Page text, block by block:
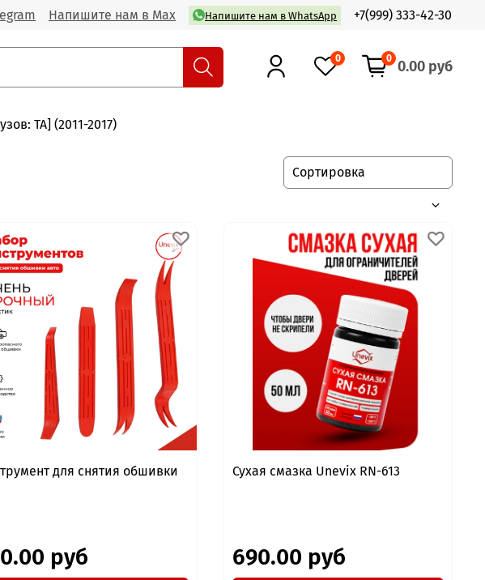
Напишите нам в Max Напишите нам в WhatsApp +7(999) 333-42-30
0 0 0.00 руб
TA] (2011-2017)
для снятия обшивки
руб
Сухая смазка Unevix RN-613
690.00 руб